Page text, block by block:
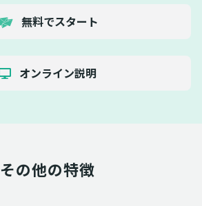
無料でスタート
オンライン説明
その他の特徴